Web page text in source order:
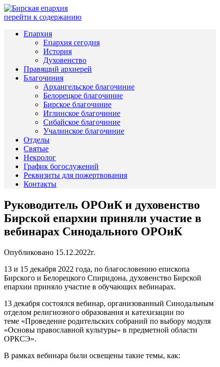
перейти к содержанию
Епархия
Епархия сегодня
История
Духовенство
Правящий архиерей
Благочиния
Архангельское благочиние
Белорецкое благочиние
Бирское благочиние
Иглинское благочиние
Сибайское благочиние
Учалинское благочиние
Отделы
Святые
Некролог
График богослужений
Реквизиты для пожертвования
Контакты
Руководитель ОРОиК и духовенство
Бирской епархии приняли участие в
вебинарах Синодального ОРОиК
Опубликовано 15.12.2022г.
13 и 15 декабря 2022 года, по благословению епископа
Бирского и Белорецкого Спиридона, духовенство Бирской
епархии приняло участие в обучающих вебинарах.
13 декабря состоялся вебинар, организованный Синодальным
отделом религиозного образования и катехизации по
теме «Проведение родительских собраний по выбору модуля
«Основы православной культуры» в предметной области
ОРКСЭ».
В рамках вебинара были освещены такие темы, как: